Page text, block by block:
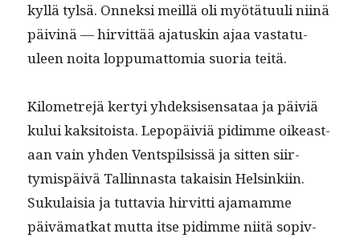
kyl­lä tyl­sä. Onnek­si meil­lä oli myötä­tu­uli niinä
päiv­inä — hirvit­tää aja­tuskin ajaa vas­tatu­
uleen noi­ta lop­pumat­to­mia suo­ria teitä.
Kilo­me­tre­jä ker­tyi yhdek­sisen­sa­taa ja päiviä
kului kak­si­toista. Lep­opäiviä pidimme oikeas­t­
aan vain yhden Ventspilsis­sä ja sit­ten siir­
tymis­päivä Tallinnas­ta takaisin Helsinki­in.
Suku­laisia ja tut­tavia hirvit­ti aja­mamme
päivä­matkat mut­ta itse pidimme niitä sopiv­